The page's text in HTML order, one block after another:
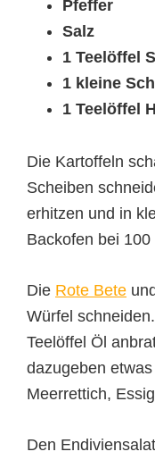
Pfeffer
Salz
1 Teelöffel
1 kleine
1 Teelöffel
Die Kartoffeln
Scheiben
erhitzen und in
Backofen bei
Die Rote Bete
Würfel
Teelöffel Öl
dazugeben
Meerrettich,
Den